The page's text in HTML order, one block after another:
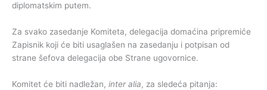
diplomatskim putem.
Za svako zasedanje Komiteta, delegacija domaćina pripremiće
Zapisnik koji će biti usaglašen na zasedanju i potpisan od
strane šefova delegacija obe Strane ugovornice.
Komitet će biti nadležan, inter alia, za sledeća pitanja: